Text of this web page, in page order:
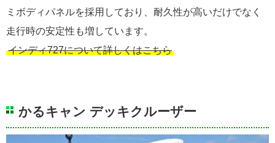
ミボディパネルを採用しており、耐久性が高いだけでなく
走行時の安定性も増しています。
インディ727について詳しくはこちら
かるキャン デッキクルーザー